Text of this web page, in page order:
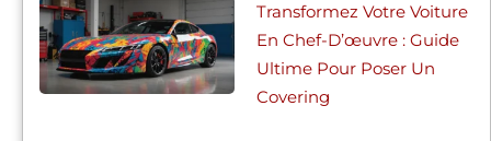
Transformez Votre Voiture
En Chef-D’œuvre : Guide
Ultime Pour Poser Un
Covering